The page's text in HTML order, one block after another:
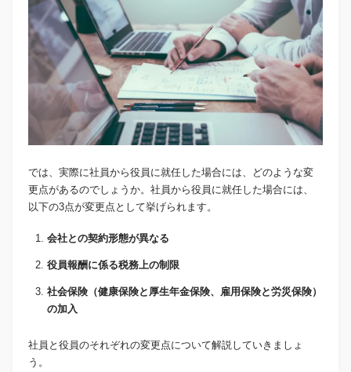
では、実際に社員から役員に就任した場合には、どのような変
更点があるのでしょうか。社員から役員に就任した場合には、
以下の3点が変更点として挙げられます。
会社との契約形態が異なる
役員報酬に係る税務上の制限
社会保険（健康保険と厚生年金保険、雇用保険と労災保険）
の加入
社員と役員のそれぞれの変更点について解説していきましょ
う。